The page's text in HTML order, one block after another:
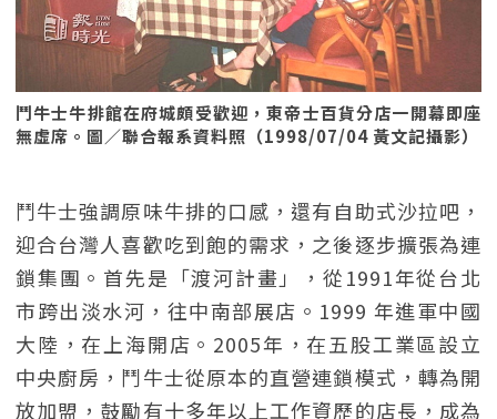
鬥牛士牛排館在府城頗受歡迎，東帝士百貨分店一開幕即座
無虛席。圖／聯合報系資料照（1998/07/04 黃文記攝影）
鬥牛士強調原味牛排的口感，還有自助式沙拉吧，
迎合台灣人喜歡吃到飽的需求，之後逐步擴張為連
鎖集團。首先是「渡河計畫」，從1991年從台北
市跨出淡水河，往中南部展店。1999 年進軍中國
大陸，在上海開店。2005年，在五股工業區設立
中央廚房，鬥牛士從原本的直營連鎖模式，轉為開
放加盟，鼓勵有十多年以上工作資歷的店長，成為